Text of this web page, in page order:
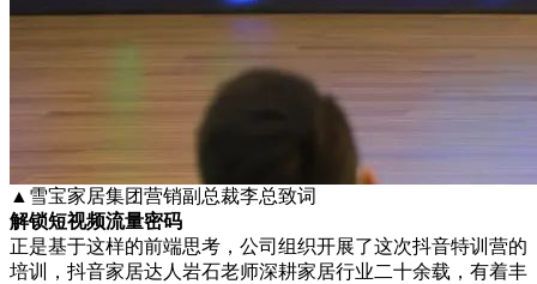
▲雪宝家居集团营销副总裁李总致词
解锁短视频流量密码
正是基于这样的前端思考，公司组织开展了这次抖音特训营的
培训，抖音家居达人岩石老师深耕家居行业二十余载，有着丰